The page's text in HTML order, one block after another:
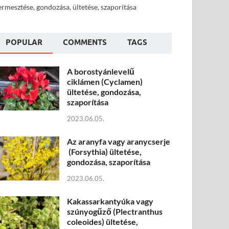
gondozása, ültetése, szaporítása
POPULAR COMMENTS TAGS
A borostyánlevelű
ciklámen (Cyclamen)
ültetése, gondozása,
szaporítása
2023.06.05.
Az aranyfa vagy aranycserje
(Forsythia) ültetése,
gondozása, szaporítása
2023.06.05.
Kakassarkantyúka vagy
szúnyogűző (Plectranthus
coleoides) ültetése,